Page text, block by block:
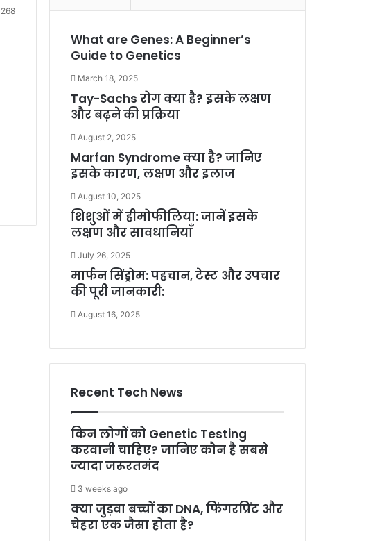
268
What are Genes: A Beginner’s
Guide to Genetics
March 18, 2025
Tay-Sachs रोग क्या है? इसके लक्षण
और बढ़ने की प्रक्रिया
August 2, 2025
Marfan Syndrome क्या है? जानिए
इसके कारण, लक्षण और इलाज
August 10, 2025
शिशुओं में हीमोफीलिया: जानें इसके
लक्षण और सावधानियाँ
July 26, 2025
मार्फन सिंड्रोम: पहचान, टेस्ट और उपचार
की पूरी जानकारी:
August 16, 2025
Recent Tech News
किन लोगों को Genetic Testing
करवानी चाहिए? जानिए कौन है सबसे
ज्यादा जरूरतमंद
3 weeks ago
क्या जुड़वा बच्चों का DNA, फिंगरप्रिंट और
चेहरा एक जैसा होता है?